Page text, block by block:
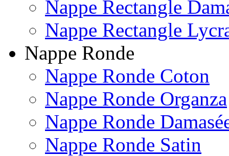
Nappe Rectangle
Nappe Rectangle
Nappe Ronde
Nappe Ronde Coton
Nappe Ronde Organza
Nappe Ronde
Nappe Ronde Satin